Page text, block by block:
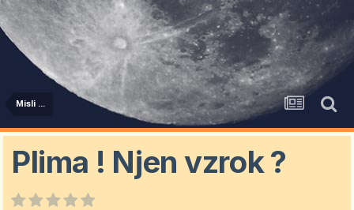
Misli ...
Plima ! Njen vzrok ?